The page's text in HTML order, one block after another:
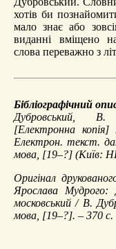
хотів би
мало знає або
виданні вміщено
слова переважно з
Бібліографічний
Дубровський,
[Електронна
Електрон. текст.
мова, [19–?] (Київ:
Оригінал
Ярослава Мудрого:
московський / В.
мова, [19–?]. – 370 с.